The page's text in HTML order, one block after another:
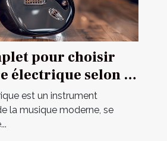
pour choisir
électrique selon sa
est un instrument
la musique moderne, se